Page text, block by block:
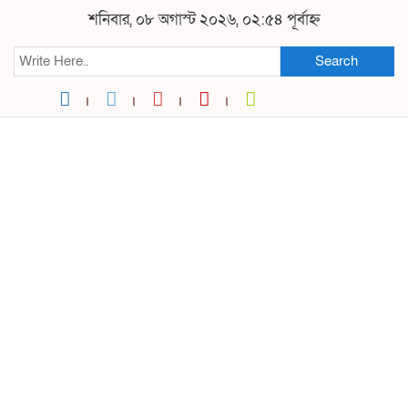
শনিবার, ০৮ অগাস্ট ২০২৬, ০২:৫৪ পূর্বাহ্ন
Search